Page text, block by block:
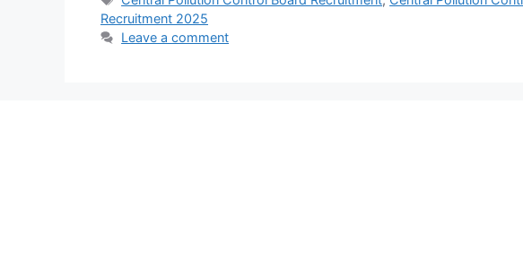
Recruitment 2025
Leave a comment